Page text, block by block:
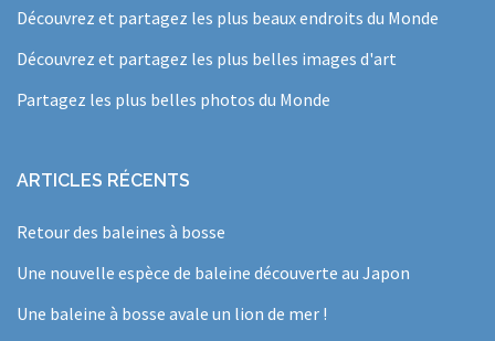
Découvrez et partagez les plus beaux endroits du Monde
Découvrez et partagez les plus belles images d'art
Partagez les plus belles photos du Monde
ARTICLES RÉCENTS
Retour des baleines à bosse
Une nouvelle espèce de baleine découverte au Japon
Une baleine à bosse avale un lion de mer !